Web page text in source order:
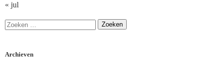
« jul
Archieven